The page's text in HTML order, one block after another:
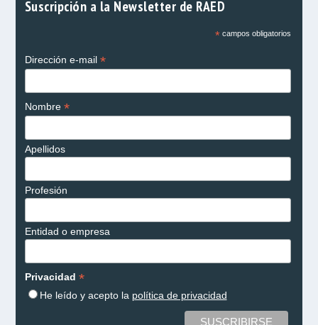
Suscripción a la Newsletter de RAED
*campos obligatorios
Dirección e-mail *
Nombre *
Apellidos
Profesión
Entidad o empresa
Privacidad *
He leído y acepto la política de privacidad